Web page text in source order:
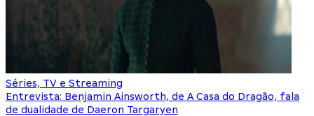
Séries, TV e Streaming
Entrevista: Benjamin Ainsworth, de A Casa do Dragão, fala
de dualidade de Daeron Targaryen